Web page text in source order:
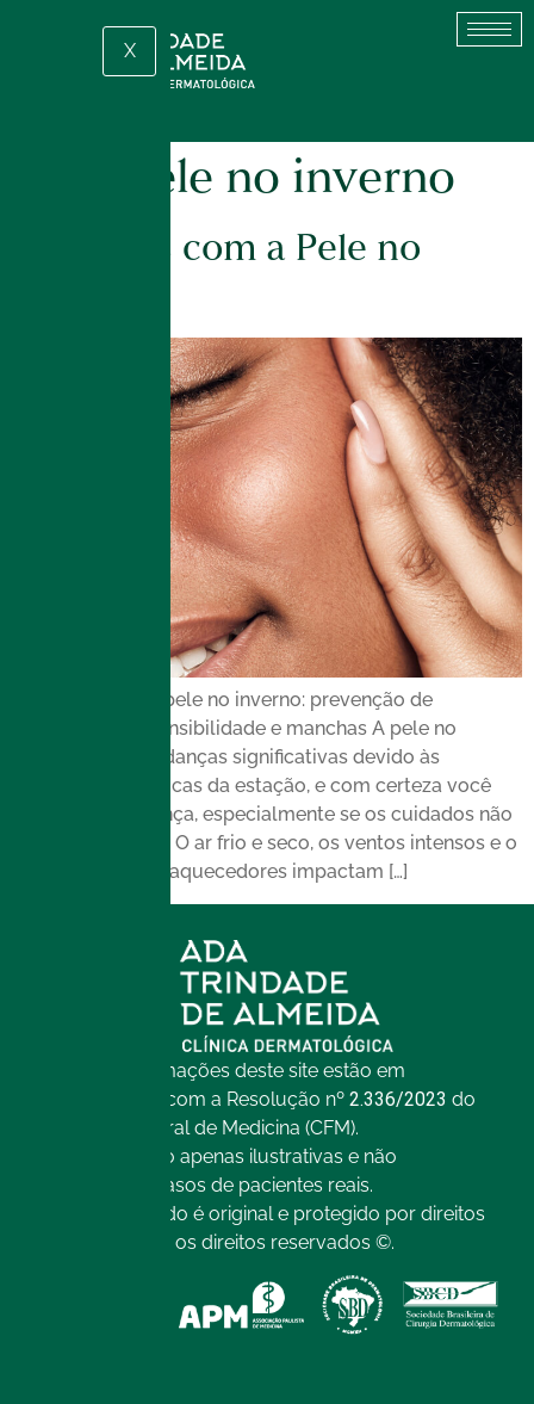
X
pele no inverno
Cuidados com a Pele no
Cuidados com a pele no inverno: prevenção de
ressecamento, sensibilidade e manchas A pele no
inverno sofre mudanças significativas devido às
condições climáticas da estação, e com certeza você
sente essa diferença, especialmente se os cuidados não
estiverem em dia. O ar frio e seco, os ventos intensos e o
uso frequente de aquecedores impactam […]
Todas as informações deste site estão em
conformidade com a Resolução nº 2.336/2023 do
Conselho Federal de Medicina (CFM).
As imagens são apenas ilustrativas e não
representam casos de pacientes reais.
Todo o conteúdo é original e protegido por direitos
autorais. Todos os direitos reservados ©.